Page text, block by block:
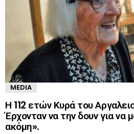
MEDIA
Η 112 ετών Κυρά του
Έρχονταν να την δουν για να
ακόμη».